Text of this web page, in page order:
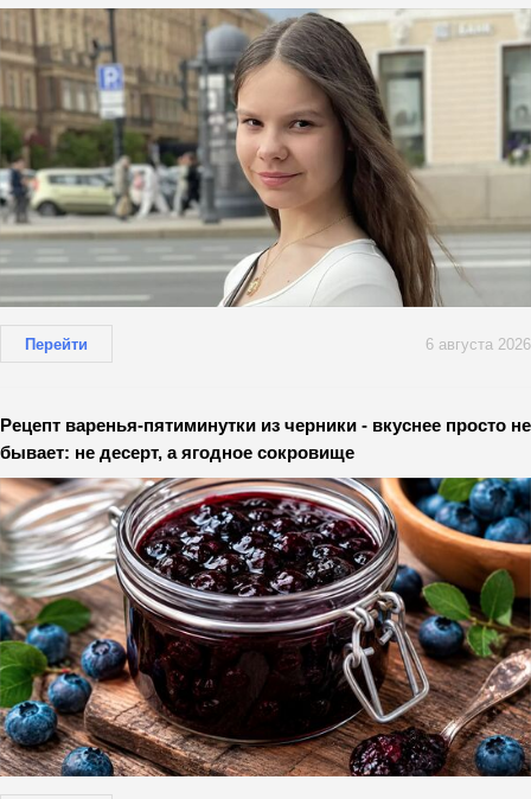
Перейти 6 августа 2026
Рецепт варенья-пятиминутки из черники - вкуснее просто не
бывает: не десерт, а ягодное сокровище